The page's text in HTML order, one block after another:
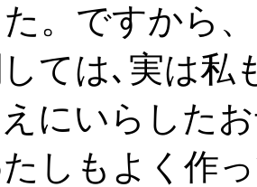
。ですから
ては､実は私
にいらした
しもよく作